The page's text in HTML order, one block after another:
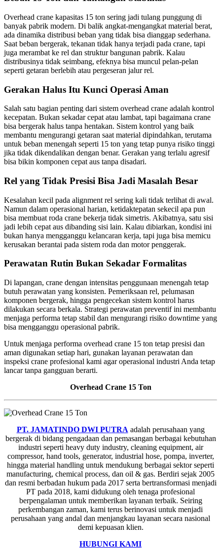
Overhead crane kapasitas 15 ton sering jadi tulang punggung di
banyak pabrik modern. Di balik angkat-mengangkat material berat,
ada dinamika distribusi beban yang tidak bisa dianggap sederhana.
Saat beban bergerak, tekanan tidak hanya terjadi pada crane, tapi
juga merambat ke rel dan struktur bangunan pabrik. Kalau
distribusinya tidak seimbang, efeknya bisa muncul pelan-pelan
seperti getaran berlebih atau pergeseran jalur rel.
Gerakan Halus Itu Kunci Operasi Aman
Salah satu bagian penting dari sistem overhead crane adalah kontrol
kecepatan. Bukan sekadar cepat atau lambat, tapi bagaimana crane
bisa bergerak halus tanpa hentakan. Sistem kontrol yang baik
membantu mengurangi getaran saat material dipindahkan, terutama
untuk beban menengah seperti 15 ton yang tetap punya risiko tinggi
jika tidak dikendalikan dengan benar. Gerakan yang terlalu agresif
bisa bikin komponen cepat aus tanpa disadari.
Rel yang Tidak Presisi Bisa Jadi Masalah Besar
Kesalahan kecil pada alignment rel sering kali tidak terlihat di awal.
Namun dalam operasional harian, ketidaktepatan sekecil apa pun
bisa membuat roda crane bekerja tidak simetris. Akibatnya, satu sisi
jadi lebih cepat aus dibanding sisi lain. Kalau dibiarkan, kondisi ini
bukan hanya mengganggu kelancaran kerja, tapi juga bisa memicu
kerusakan berantai pada sistem roda dan motor penggerak.
Perawatan Rutin Bukan Sekadar Formalitas
Di lapangan, crane dengan intensitas penggunaan menengah tetap
butuh perawatan yang konsisten. Pemeriksaan rel, pelumasan
komponen bergerak, hingga pengecekan sistem kontrol harus
dilakukan secara berkala. Strategi perawatan preventif ini membantu
menjaga performa tetap stabil dan mengurangi risiko downtime yang
bisa mengganggu operasional pabrik.
Untuk menjaga performa overhead crane 15 ton tetap presisi dan
aman digunakan setiap hari, gunakan layanan perawatan dan
inspeksi crane profesional kami agar operasional industri Anda tetap
lancar tanpa gangguan berarti.
Overhead Crane 15 Ton
PT. JAMATINDO DWI PUTRA adalah perusahaan yang
bergerak di bidang pengadaan dan pemasangan berbagai kebutuhan
industri seperti heavy duty industry, cleaning equipment, air
compressor, hand tools, generator, industrial hose, pompa, inverter,
hingga material handling untuk mendukung berbagai sektor seperti
manufacturing, chemical process, dan oil & gas. Berdiri sejak 2005
dan resmi berbadan hukum pada 2017 serta bertransformasi menjadi
PT pada 2018, kami didukung oleh tenaga profesional
berpengalaman untuk memberikan layanan terbaik. Seiring
perkembangan zaman, kami terus berinovasi untuk menjadi
perusahaan yang andal dan menjangkau layanan secara nasional
demi kepuasan klien.
HUBUNGI KAMI